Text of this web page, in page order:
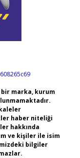
marka, kurum
haber niteliği
hakkında
ve kişiler ile isim
bilgiler